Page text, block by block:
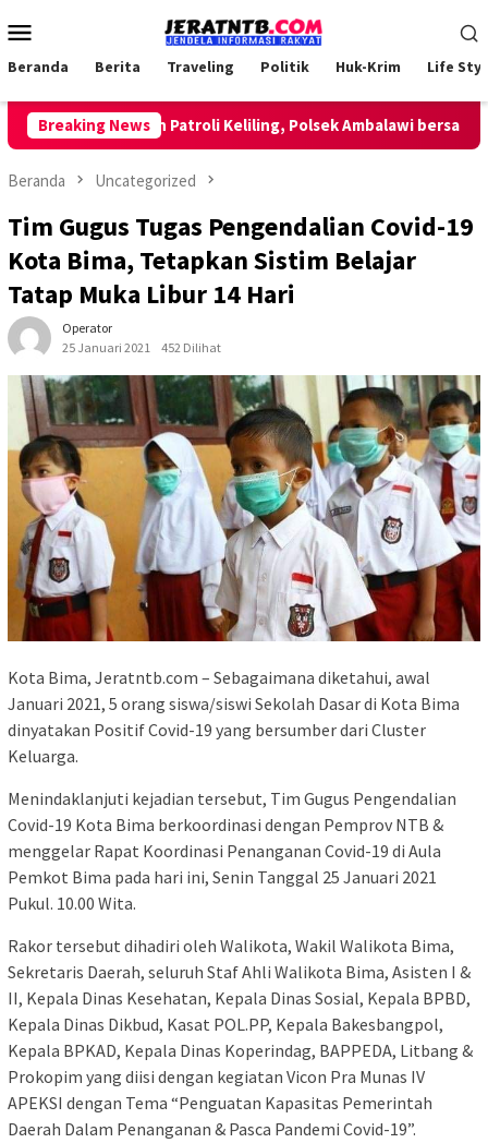
ke
Mobile
Beranda Berita Traveling Politik Huk-Krim Life
Breaking News
Lakukan Patroli Keliling, Polsek Ambalawi bersama TNI
Beranda Uncategorized
Tim Gugus Tugas Pengendalian Covid-19
Kota Bima, Tetapkan Sistim Belajar
Tatap Muka Libur 14 Hari
Operator
25 Januari 2021
452 Dilihat
Kota Bima, Jeratntb.com – Sebagaimana diketahui, awal
Januari 2021, 5 orang siswa/siswi Sekolah Dasar di Kota Bima
dinyatakan Positif Covid-19 yang bersumber dari Cluster
Keluarga.
Menindaklanjuti kejadian tersebut, Tim Gugus Pengendalian
Covid-19 Kota Bima berkoordinasi dengan Pemprov NTB &
menggelar Rapat Koordinasi Penanganan Covid-19 di Aula
Pemkot Bima pada hari ini, Senin Tanggal 25 Januari 2021
Pukul. 10.00 Wita.
Rakor tersebut dihadiri oleh Walikota, Wakil Walikota Bima,
Sekretaris Daerah, seluruh Staf Ahli Walikota Bima, Asisten I &
II, Kepala Dinas Kesehatan, Kepala Dinas Sosial, Kepala BPBD,
Kepala Dinas Dikbud, Kasat POL.PP, Kepala Bakesbangpol,
Kepala BPKAD, Kepala Dinas Koperindag, BAPPEDA, Litbang &
Prokopim yang diisi dengan kegiatan Vicon Pra Munas IV
APEKSI dengan Tema “Penguatan Kapasitas Pemerintah
Daerah Dalam Penanganan & Pasca Pandemi Covid-19”.